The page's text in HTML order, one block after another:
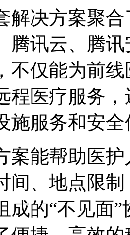
解决方案聚
腾讯云、腾
不仅能为前
程医疗服务
施服务和安全
案能帮助医
间、地点限
成的“不见面